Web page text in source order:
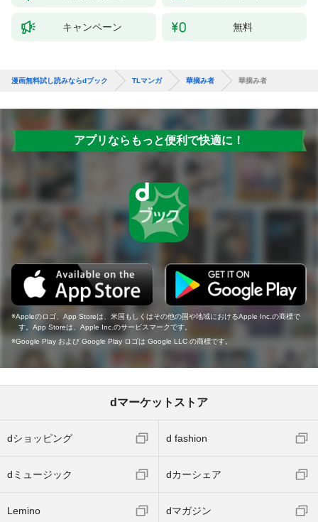
キャンペーン 無料
漫画無料試し読みならdブック TLマンガ 華摘み者 華摘み者
アプリならもっと便利で快適に！
Appleのロゴ、App Storeは、米国もしくはその他の国や地域におけるApple Inc.の商標で
す。App Storeは、Apple Inc.のサービスマークです。
Google Play および Google Play ロゴは Google LLC の商標です。
dマーケットストア
dショッピング d fashion
dミュージック dカーシェア
Lemino dマガジン